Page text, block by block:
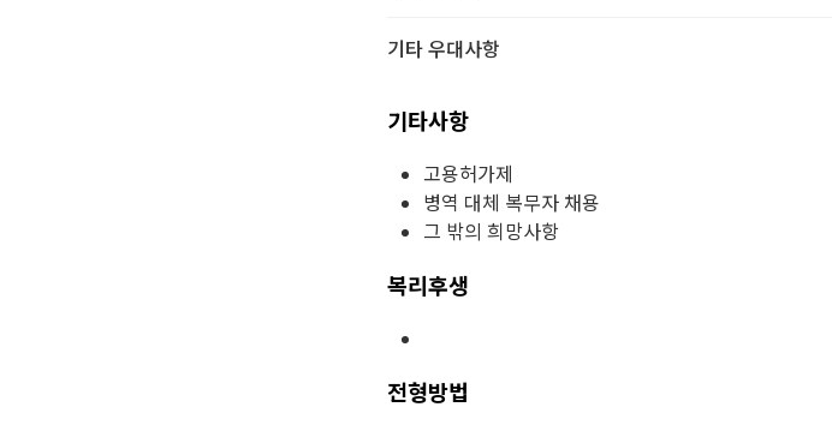
기타 우대사항
기타사항
고용허가제
병역 대체 복무자 채용
그 밖의 희망사항
복리후생
전형방법